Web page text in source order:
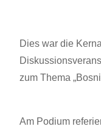
Dies war die
zum Thema
Am Podium